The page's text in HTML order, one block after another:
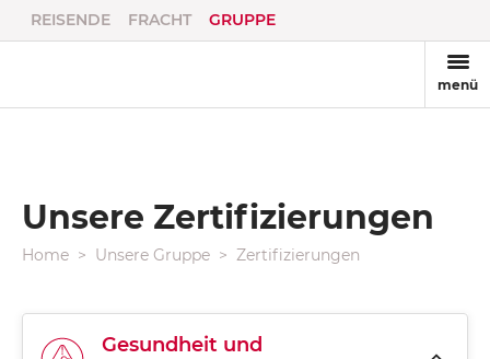
REISENDE FRACHT GRUPPE
menü
Unsere Zertifizierungen
Home Unsere Gruppe Zertifizierungen
Gesundheit und